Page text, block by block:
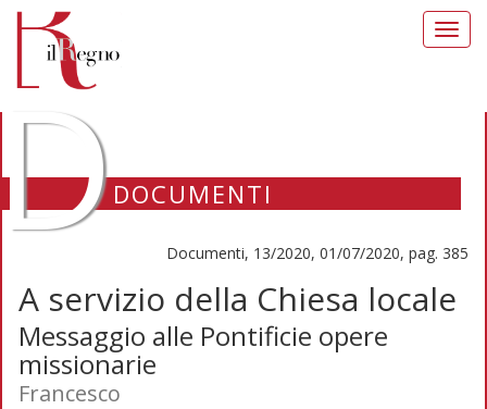
DOCUMENTI
Documenti, 13/2020, 01/07/2020, pag. 385
A servizio della Chiesa locale
Messaggio alle Pontificie opere
missionarie
Francesco